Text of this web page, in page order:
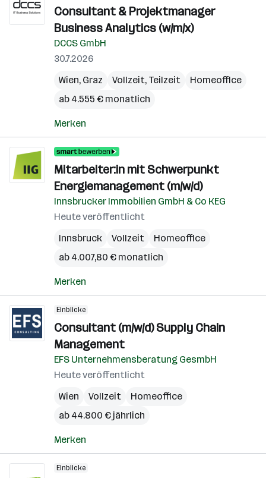
Consultant & Projektmanager
Business Analytics (w/m/x)
DCCS GmbH
30.7.2026
Wien, Graz Vollzeit, Teilzeit
Homeoffice
ab 4.555 € monatlich
Merken
Mitarbeiter:in mit Schwerpunkt
Energiemanagement (m/w/d)
Innsbrucker Immobilien GmbH & Co KEG
Heute veröffentlicht
Innsbruck
Vollzeit
Homeoffice
ab 4.007,80 € monatlich
Merken
Einblicke
Consultant (m/w/d) Supply Chain
Management
EFS Unternehmensberatung GesmbH
Heute veröffentlicht
Wien
Vollzeit
Homeoffice
ab 44.800 € jährlich
Merken
Einblicke